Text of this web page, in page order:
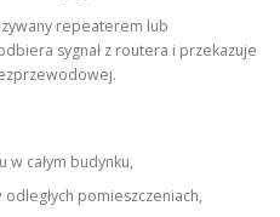
repeaterem lub
sygnał z routera i przekazuje
w całym budynku,
pomieszczeniach,